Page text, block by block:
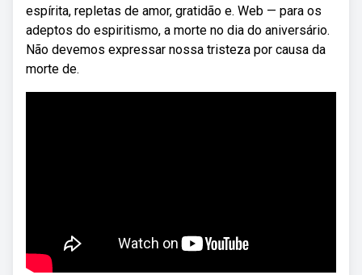
espírita, repletas de amor, gratidão e. Web — para os
adeptos do espiritismo, a morte no dia do aniversário.
Não devemos expressar nossa tristeza por causa da
morte de.